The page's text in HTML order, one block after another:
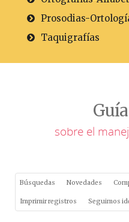
Prosodias-
Taquigrafías
sobre el
Búsquedas Novedades
Imprimir registros Seguimos